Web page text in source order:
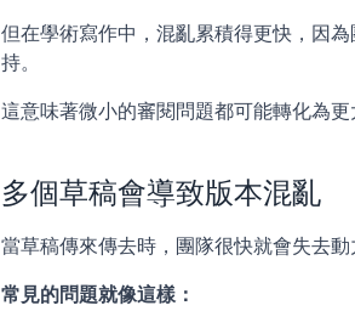
但在學術寫作中，混亂累積得更快，因
持。
這意味著微小的審閱問題都可能轉化為更
多個草稿會導致版本混亂
當草稿傳來傳去時，團隊很快就會失去動
常見的問題就像這樣：